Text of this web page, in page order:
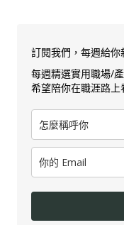
訂閱我們，每週給你
每週精選實用職場/
希望陪你在職涯路上